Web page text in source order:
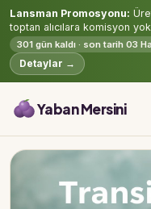
Lansman Promosyonu:
toptan alıcılara komisyon
301 gün kaldı · son tarih 03
Detaylar →
Yaban Mersini